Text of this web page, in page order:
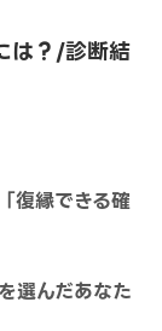
は？/診断結
復縁できる確
選んだあなた